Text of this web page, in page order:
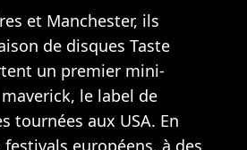
et Manchester, ils
de disques Taste
un premier mini-
le label de
tournées aux USA. En